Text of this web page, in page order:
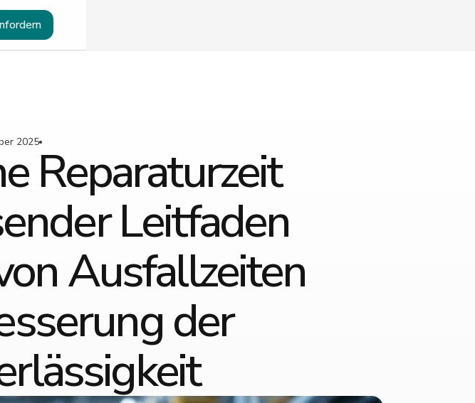
2025Reparaturzeit
Leitfaden
Ausfallzeiten
der